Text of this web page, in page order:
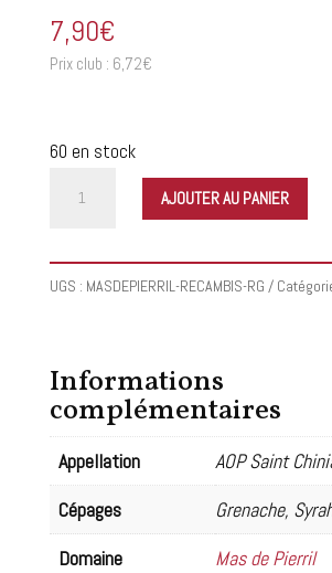
7,90€
Prix club : 6,72€
60 en stock
de
Recambis
Rouge
AJOUTER AU PANIER
UGS : MASDEPIERRIL-RECAMBIS-RG
Informations
complémentaires
Appellation
AOP Saint
Cépages
Grenache,
Domaine
Mas de Pierril